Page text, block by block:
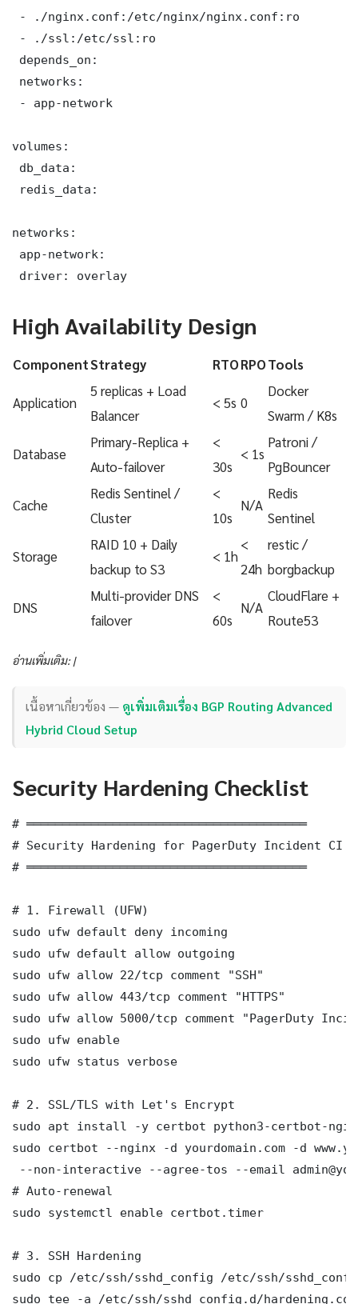
- ./nginx.conf:/etc/nginx/nginx.conf:ro
- ./ssl:/etc/ssl:ro
depends_on:
networks:
- app-network
volumes:
db_data:
redis_data:
networks:
app-network:
driver: overlay
High Availability Design
ComponentStrategy RTORPOTools
Application
5 replicas + Load
Balancer
< 5s 0
Docker
Swarm / K8s
Database
Primary-Replica +
Auto-failover
<
30s
< 1s
Patroni /
PgBouncer
Cache
Redis Sentinel /
Cluster
<
10s
N/A
Redis
Sentinel
Storage
RAID 10 + Daily
backup to S3
< 1h
<
24h
restic /
borgbackup
DNS
Multi-provider DNS
failover
<
60s
N/A
CloudFlare +
Route53
อ่านเพิ่มเติม: |
เนื้อหาเกี่ยวข้อง — ดูเพิ่มเติมเรื่อง BGP Routing Advanced
Hybrid Cloud Setup
Security Hardening Checklist
# ═══════════════════════════════════════
# Security Hardening for PagerDuty Incident CI
# ═══════════════════════════════════════
# 1. Firewall (UFW)
sudo ufw default deny incoming
sudo ufw default allow outgoing
sudo ufw allow 22/tcp comment "SSH"
sudo ufw allow 443/tcp comment "HTTPS"
sudo ufw allow 5000/tcp comment "PagerDuty
sudo ufw enable
sudo ufw status verbose
# 2. SSL/TLS with Let's Encrypt
sudo apt install -y certbot python3-certbot-
sudo certbot --nginx -d yourdomain.com -d
--non-interactive --agree-tos --email
# Auto-renewal
sudo systemctl enable certbot.timer
# 3. SSH Hardening
sudo cp /etc/ssh/sshd_config /etc/ssh/
sudo tee -a /etc/ssh/sshd_config.d/